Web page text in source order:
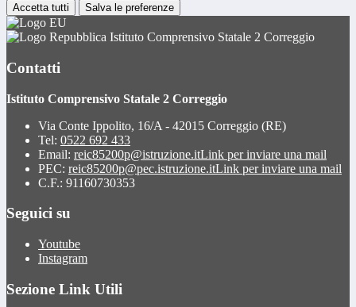
Accetta tutti Salva le preferenze
Istituto Comprensivo Statale 2 Correggio
Contatti
Istituto Comprensivo Statale 2 Correggio
Via Conte Ippolito, 16/A - 42015 Correggio (RE)
Tel: 0522 692 433
Email: reic85200p@istruzione.itLink per inviare una mail
PEC: reic85200p@pec.istruzione.itLink per inviare una mail
C.F.: 91160730353
Seguici su
Youtube
Instagram
Sezione Link Utili